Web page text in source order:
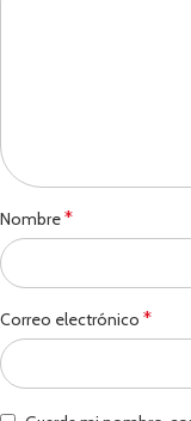
Nombre*
Correo electrónico *